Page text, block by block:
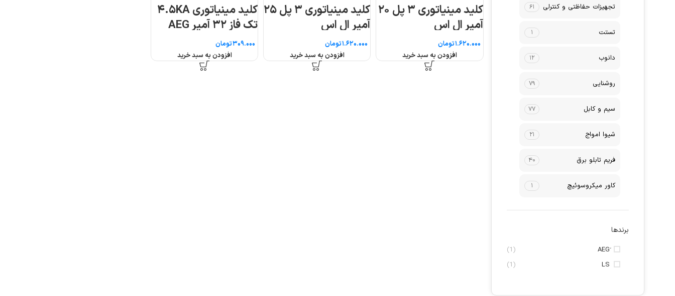
تجهیزات حفاظتی و کنترلی ۶۱
تستت ۱
دانوب ۱۲
روشنایی ۷۹
سیم و کابل ۷۷
شیوا امواج ۲۱
فریم تابلو برق ۴۰
کاور میکروسوئیچ ۱
برندها
(1)
LS
(1)
کلید مینیاتوری ۳ پل ۲۰
آمپر ال اس
تومان
افزودن به سبد خرید
کلید مینیاتوری ۳ پل ۲۵
آمپر ال اس
تومان
افزودن به سبد خرید
کلید مینیاتوری ۴.۵KA
تک فاز ۳۲ آمپر AEG
تومان
افزودن به سبد خرید